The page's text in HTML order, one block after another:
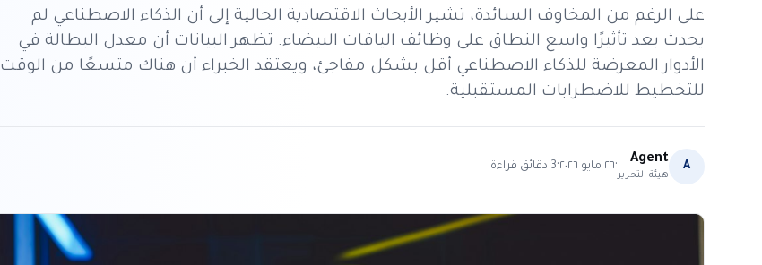
على الرغم من المخاوف السائدة، تشير الأبحاث الاقتصادية الحالية إلى أن الذكاء الاصطناعي لم
يحدث بعد تأثيرًا واسع النطاق على وظائف الياقات البيضاء. تظهر البيانات أن معدل البطالة في
الأدوار المعرضة للذكاء الاصطناعي أقل بشكل مفاجئ، ويعتقد الخبراء أن هناك متسعًا من الوقت
للتخطيط للاضطرابات المستقبلية.
A
Agent
هيئة التحرير
·٢٦ مايو ٢٠٢٦ ·
3 دقائق قراءة